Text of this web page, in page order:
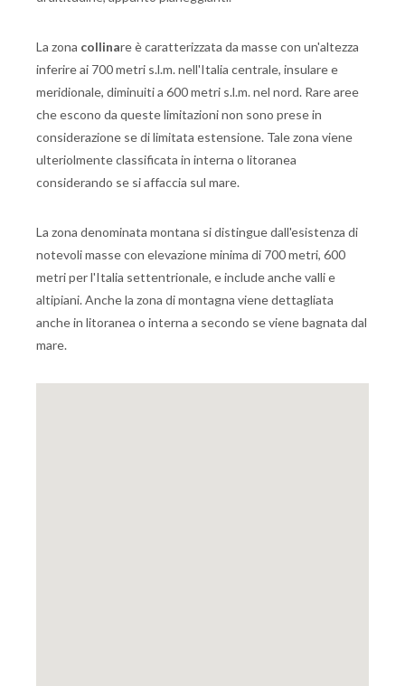
La zona collinare è caratterizzata da masse con un'altezza
inferire ai 700 metri s.l.m. nell'Italia centrale, insulare e
meridionale, diminuiti a 600 metri s.l.m. nel nord. Rare aree
che escono da queste limitazioni non sono prese in
considerazione se di limitata estensione. Tale zona viene
ulteriolmente classificata in interna o litoranea
considerando se si affaccia sul mare.
La zona denominata montana si distingue dall'esistenza di
notevoli masse con elevazione minima di 700 metri, 600
metri per l'Italia settentrionale, e include anche valli e
altipiani. Anche la zona di montagna viene dettagliata
anche in litoranea o interna a secondo se viene bagnata dal
mare.